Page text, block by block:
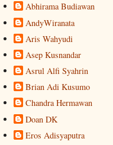
Abhirama Budiawan
AndyWiranata
Aris Wahyudi
Asep Kusnandar
Asrul Alfi Syahrin
Brian Adi Kusumo
Chandra Hermawan
Doan DK
Eros Adisyaputra